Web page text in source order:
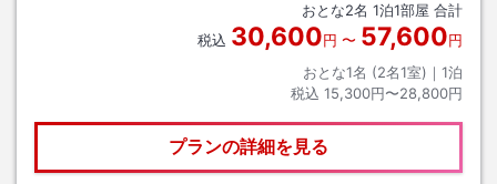
おとな2名 1泊1部屋 合計
税込 30,600円 〜 57,600円
おとな1名 (2名1室)｜ 1泊
税込 15,300円〜28,800円
プランの詳細を見る